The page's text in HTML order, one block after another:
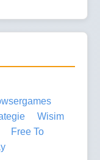
Wisim
Free To